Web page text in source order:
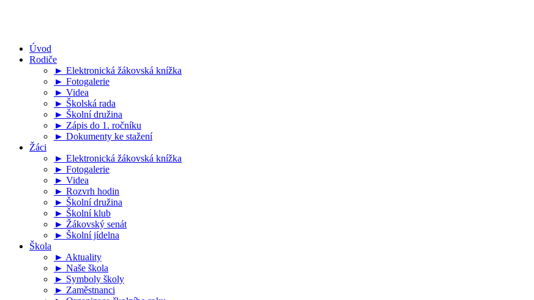
Úvod
Rodiče
► Elektronická žákovská knížka
► Fotogalerie
► Videa
► Školská rada
► Školní družina
► Zápis do 1. ročníku
► Dokumenty ke stažení
Žáci
► Elektronická žákovská knížka
► Fotogalerie
► Videa
► Rozvrh hodin
► Školní družina
► Školní klub
► Žákovský senát
► Školní jídelna
Škola
► Aktuality
► Naše škola
► Symboly školy
► Zaměstnanci